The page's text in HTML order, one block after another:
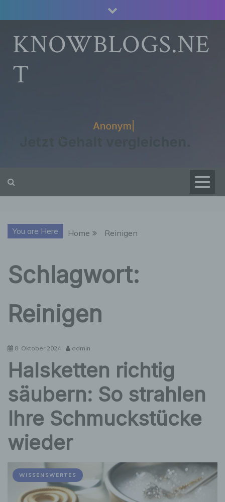
to
contentKNOWBLOGS.NE
T
You are Here Home Reinigen
Schlagwort:
Reinigen
8. Oktober 2024 admin
Halsketten richtig
säubern: So strahlen
Ihre Schmuckstücke
wieder
WISSENSWERTES